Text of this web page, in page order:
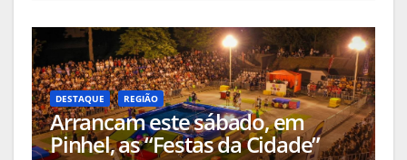
DESTAQUE REGIÃO
Arrancam este sábado, em
Pinhel, as “Festas da Cidade”